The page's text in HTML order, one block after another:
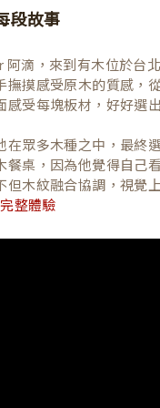
段故事
滴，來到有木位於台
撫摸感受原木的質感，
感受每塊板材，好好選
在眾多木種之中，最終
餐桌，因為他覺得自己
但木紋融合協調，視覺
整體驗